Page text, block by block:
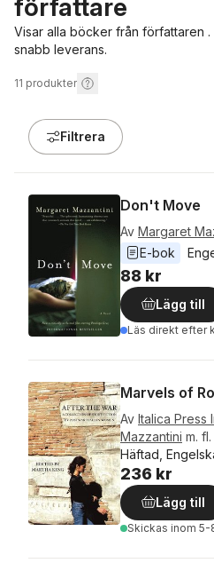
författare
Visar alla böcker från författaren
snabb leverans.
11 produkter
Filtrera
Don't Move
Av Margaret
E-bok
88 kr
Lägg till
Läs direkt efter
Marvels of
Av Italica Press
Mazzantini m. fl.
Häftad,
236 kr
Lägg till
Skickas inom 5-